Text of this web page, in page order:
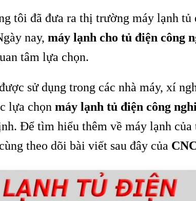
tôi đã đưa ra thị trường máy lạnh
nay, máy lạnh cho tủ điện công
tâm lựa chọn.
sử dụng trong các nhà máy, xí
lựa chọn máy lạnh tủ điện công
Để tìm hiểu thêm về máy lạnh của
theo dõi bài viết sau đây của